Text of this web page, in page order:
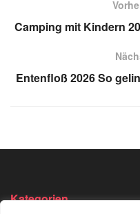
Camping mit Kindern
Entenfloß 2026 So
Kategorien